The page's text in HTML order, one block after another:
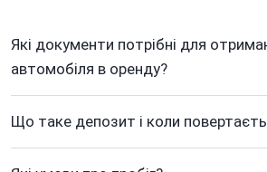
Які документи потрібні для
автомобіля в оренду?
Що таке депозит і коли